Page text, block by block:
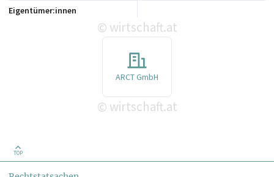
Eigentümer:innen
© wirtschaft.at
ARCT GmbH
© wirtschaft.at
TOP